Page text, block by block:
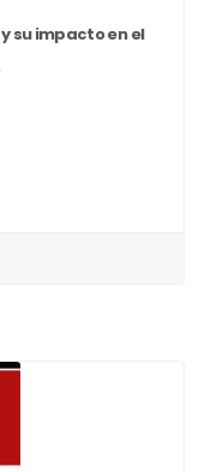
su impacto en el